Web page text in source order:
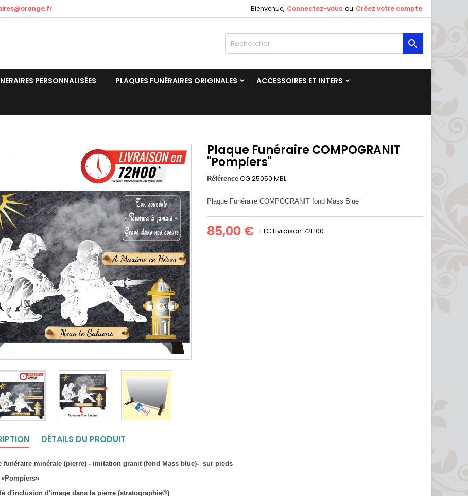
Bienvenue, Connectez-vous ou Créez votre compte

PERSONNALISÉES PLAQUES FUNÉRAIRES ORIGINALES ACCESSOIRES ET INTERS
Plaque Funéraire COMPOGRANIT
"Pompiers"
Référence CG 25050 MBL
Plaque Funéraire COMPOGRANIT fond Mass Blue
85,00 € TTCLivraison 72H00
DÉTAILS DU PRODUIT
funéraire minérale (pierre) - imitation granit (fond Mass blue)- sur pieds
d'inclusion d'image dans la pierre (stratographie®)